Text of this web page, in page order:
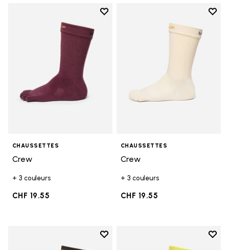
Add to wishlist
Add to wishlist Crew
CHAUSSETTES
Crew
+ 3 couleurs
CHF 19.55
Add
CHAUSSETTES
Crew
+ 3 couleurs
CHF 19.55
Add to wishlist
Add to wishlist Crew
Add